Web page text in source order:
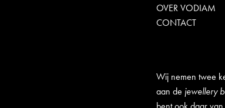
OVER VODIAM
CONTACT
Wij nemen twee
aan de jewellery